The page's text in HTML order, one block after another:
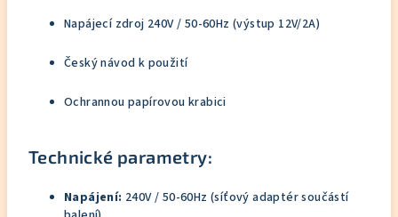
Napájecí zdroj 240V / 50-60Hz (výstup 12V/2A)
Český návod k použití
Ochrannou papírovou krabici
Technické parametry:
Napájení: 240V / 50-60Hz (síťový adaptér součástí